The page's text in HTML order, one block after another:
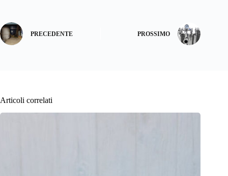
PRECEDENTE PROSSIMO
Articoli correlati